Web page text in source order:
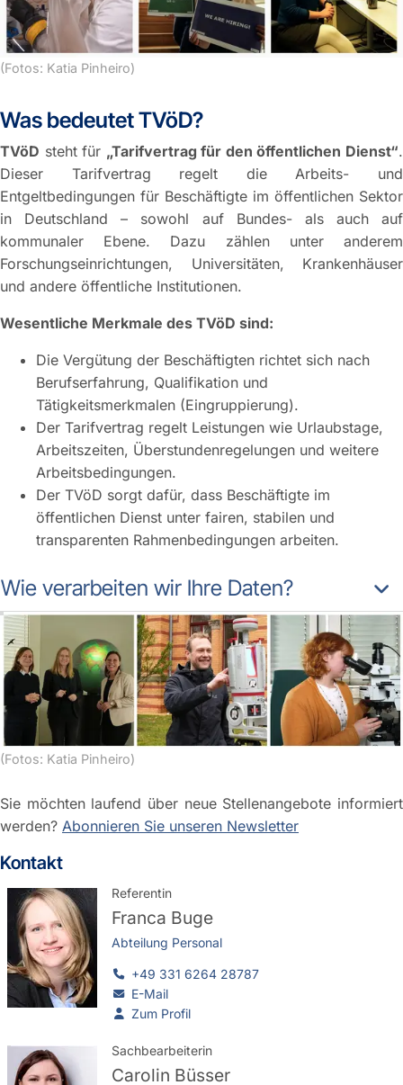
(Fotos: Katia Pinheiro)
Was bedeutet TVöD?
TVöD steht für „Tarifvertrag für den öffentlichen Dienst“.
Dieser Tarifvertrag regelt die Arbeits- und
Entgeltbedingungen für Beschäftigte im öffentlichen Sektor
in Deutschland – sowohl auf Bundes- als auch auf
kommunaler Ebene. Dazu zählen unter anderem
Forschungseinrichtungen, Universitäten, Krankenhäuser
und andere öffentliche Institutionen.
Wesentliche Merkmale des TVöD sind:
Die Vergütung der Beschäftigten richtet sich nach
Berufserfahrung, Qualifikation und
Tätigkeitsmerkmalen (Eingruppierung).
Der Tarifvertrag regelt Leistungen wie Urlaubstage,
Arbeitszeiten, Überstundenregelungen und weitere
Arbeitsbedingungen.
Der TVöD sorgt dafür, dass Beschäftigte im
öffentlichen Dienst unter fairen, stabilen und
transparenten Rahmenbedingungen arbeiten.
Wie verarbeiten wir Ihre Daten?
(Fotos: Katia Pinheiro)
Sie möchten laufend über neue Stellenangebote informiert
werden? Abonnieren Sie unseren Newsletter
Kontakt
Referentin
Franca Buge
Abteilung Personal
+49 331 6264 28787
E-Mail
Zum Profil
Sachbearbeiterin
Carolin Büsser